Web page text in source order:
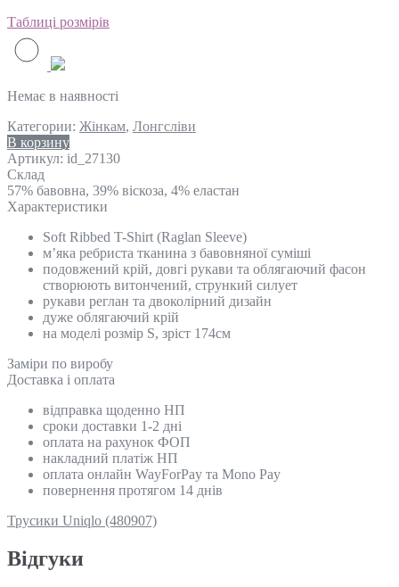
Таблиці розмірів
Немає в наявності
Категории: Жінкам, Лонгсліви
В корзину
Артикул: id_27130
Склад
57% бавовна, 39% віскоза, 4% еластан
Характеристики
Soft Ribbed T-Shirt (Raglan Sleeve)
м’яка ребриста тканина з бавовняної суміші
подовжений крій, довгі рукави та облягаючий фасон
створюють витончений, стрункий силует
рукави реглан та двоколірний дизайн
дуже облягаючий крій
на моделі розмір S, зріст 174см
Замiри по виробу
Доставка і оплата
відправка щоденно НП
сроки доставки 1-2 дні
оплата на рахунок ФОП
накладний платіж НП
оплата онлайн WayForPay та Mono Pay
повернення протягом 14 днів
Трусики Uniqlo (480907)
Відгуки